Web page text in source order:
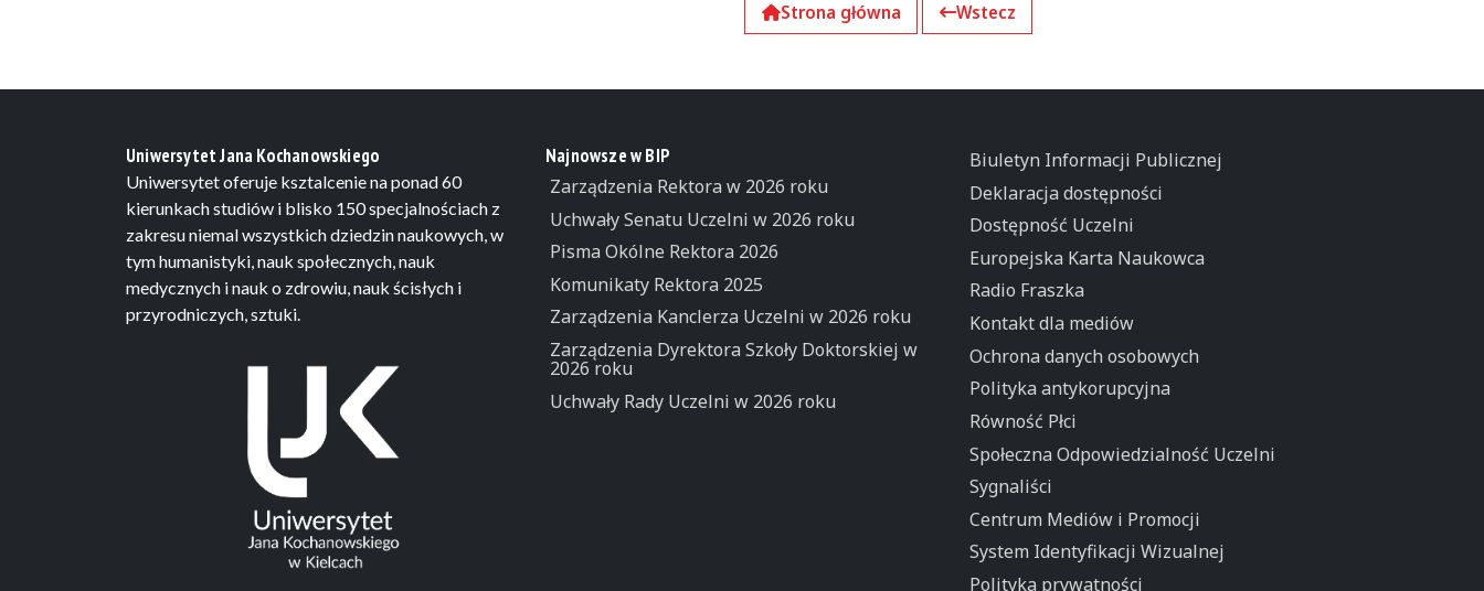
Strona główna Wstecz
Uniwersytet Jana Kochanowskiego
Uniwersytet oferuje ksztalcenie na ponad 60
kierunkach studiów i blisko 150 specjalnościach z
zakresu niemal wszystkich dziedzin naukowych, w
tym humanistyki, nauk społecznych, nauk
medycznych i nauk o zdrowiu, nauk ścisłych i
przyrodniczych, sztuki.
Najnowsze w BIP
Zarządzenia Rektora w 2026 roku
Uchwały Senatu Uczelni w 2026 roku
Pisma Okólne Rektora 2026
Komunikaty Rektora 2025
Zarządzenia Kanclerza Uczelni w 2026 roku
Zarządzenia Dyrektora Szkoły Doktorskiej w
2026 roku
Uchwały Rady Uczelni w 2026 roku
Biuletyn Informacji Publicznej
Deklaracja dostępności
Dostępność Uczelni
Europejska Karta Naukowca
Radio Fraszka
Kontakt dla mediów
Ochrona danych osobowych
Polityka antykorupcyjna
Równość Płci
Społeczna Odpowiedzialność Uczelni
Sygnaliści
Centrum Mediów i Promocji
System Identyfikacji Wizualnej
Polityka prywatności